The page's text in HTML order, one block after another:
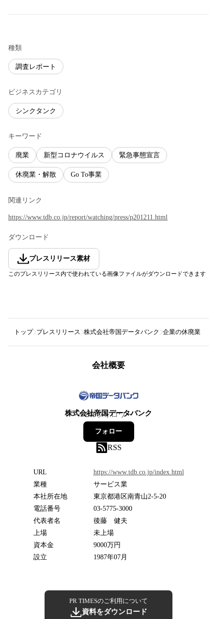
種類
調査レポート
ビジネスカテゴリ
シンクタンク
キーワード
廃業 新型コロナウイルス 緊急事態宣言
休廃業・解散 Go To事業
関連リンク
https://www.tdb.co.jp/report/watching/press/p201211.html
ダウンロード
プレスリリース素材
このプレスリリース内で使われている画像ファイルがダウンロードできます
トップ プレスリリース 株式会社帝国データバンク 企業の休廃業・解
会社概要
株式会社帝国データバンク
246フォロワー
フォロー
RSS
URL
https://www.tdb.co.jp/index.html
業種
サービス業
本社所在地
東京都港区南青山2-5-20
電話番号
03-5775-3000
代表者名
後藤 健夫
上場
未上場
資本金
9000万円
設立
1987年07月
PR TIMESのご利用について
資料をダウンロード